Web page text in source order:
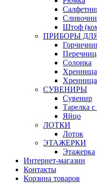
Штоф
ПРИБОРЫ
Солонка
СУВЕНИРЫ
Сувенир
Тарелка с
Яйцо
ЛОТКИ
Лоток
ЭТАЖЕРКИ
Этажерка
Интернет-магазин
Контакты
Корзина товаров